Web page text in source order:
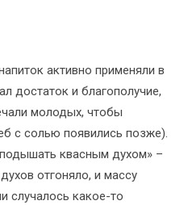
активно применяли в
достаток и благополучие,
молодых, чтобы
с солью появились позже).
квасным духом» –
отгоняло, и массу
случалось какое-то